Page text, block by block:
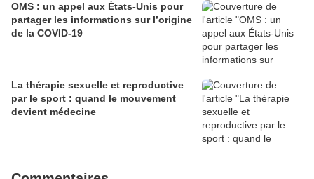
OMS : un appel aux États-Unis pour
partager les informations sur l’origine
de la COVID-19
La thérapie sexuelle et reproductive
par le sport : quand le mouvement
devient médecine